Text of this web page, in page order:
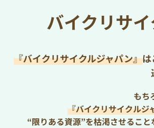
バイクリサ
『バイクリサイクルジャパン』
もち
『バイクリサイクルジ
“限りある資源”を枯渇させるこ